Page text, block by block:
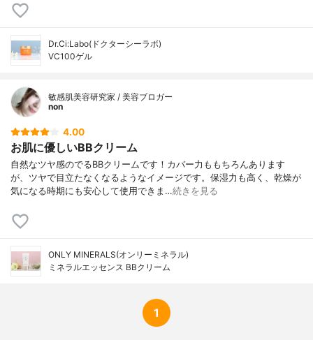
Dr.Ci:Labo(ドクターシーラボ)
VC100ゲル
敏感肌美容研究家 / 美容ブロガー
non
4.00
お肌に優しいBBクリーム
自然なツヤ感のでるBBクリームです！カバー力ももちろんあります
が、ツヤで目立たなくなるようなイメージです。保湿力も高く、乾燥が
気になる時期にも安心して使用できま…続きを見る
ONLY MINERALS(オンリーミネラル)
ミネラルエッセンス BBクリーム
1